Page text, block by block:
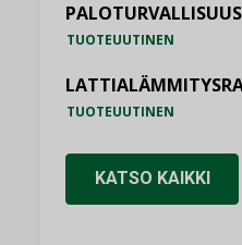
TUOTEUUTINEN
TUOTEUUTINEN
KATSO KAIKKI